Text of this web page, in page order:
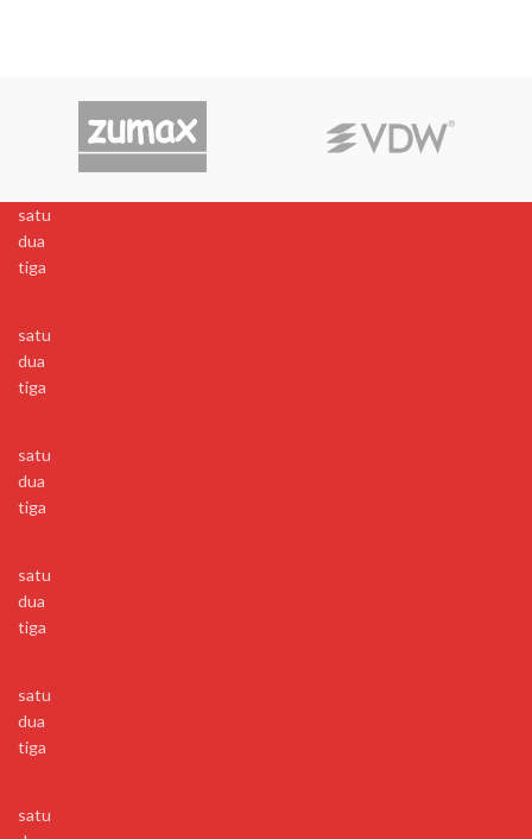
satu
dua
tiga
satu
dua
tiga
satu
dua
tiga
satu
dua
tiga
satu
dua
tiga
satu